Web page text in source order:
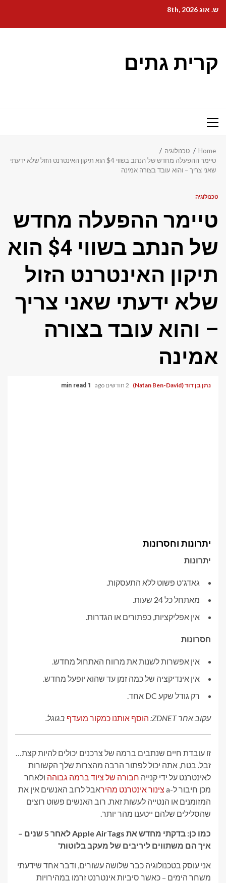
content
ש. אוג 8th, 2026
קרית גתים
Primary
Home
טכנולוגיה
טיימר ההפעלה מחדש של הנתב בשווי $4 הוא תיקון האינטרנט הזול שלא ידעתי
שאני צריך – והוא עובד בצורה אמינה
טכנולוגיה
טיימר ההפעלה מחדש
של הנתב בשווי $4 הוא
תיקון האינטרנט הזול
שלא ידעתי שאני צריך
– והוא עובד בצורה
אמינה
נתן בן דוד (Natan Ben-David) 2 חודשים ago 1 min read
יתרונות וחסרונות
יתרונות
גאדג'ט פשוט ללא התעסקות.
מאתחל כל 24 שעות.
אין אפליקציות, כפתורים או הגדרות.
חסרונות
אין אפשרות לשנות את מרווח האתחול מחדש.
אין אינדיקציה של כמה זמן עד שהוא יופעל מחדש.
רק גודל שקע DC אחד.
עקוב אחר ZDNET: הוסף אותנו כמקור מועדף בגוגל.
זו עובדת חיים שנתבים ברמה של צרכנים יכולים להיות קצת…
זבל. בטח, אתה יכול לפתור הרבה מהצרות שלך הקשורות
לאינטרנט על ידי קנייה חבורה של ציוד ברמה גבוהה ולאחר
מכן חיבור ל-a
צינור אינטרנט מהיראבל לרוב האנשים אין את
המזומנים או הנטייה לעשות זאת. רוב האנשים פשוט רוצים
שהסלילים שלהם ייטענו מהר יותר.
כמו כן: בדקתי מחדש את Apple AirTags לאחר 5 שנים –
איך הם משתווים ליריבים של מעקב בלוטות'
אני עוסק בטכנולוגיה כבר שלושה עשורים, ודבר אחד שידעתי
משחר הימים – כאשר סיביות אינטרנט זרמו במהירויות